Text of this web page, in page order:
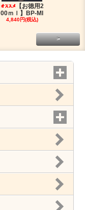
【お徳用2
00ｍｌ】BP-MI
4,840円(税込)
>